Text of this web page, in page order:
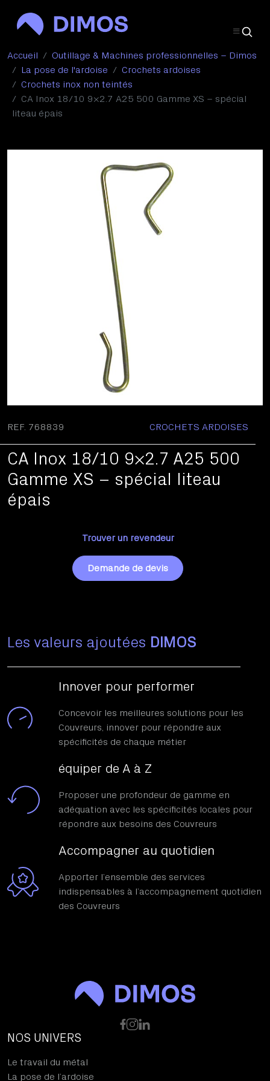
Accueil
Outillage & Machines professionnelles – Dimos
La pose de l'ardoise
Crochets ardoises
Crochets inox non teintés
CA Inox 18/10 9×2.7 A25 500 Gamme XS – spécial
liteau épais
REF. 768839 CROCHETS ARDOISES
CA Inox 18/10 9×2.7 A25 500
Gamme XS – spécial liteau
épais
Trouver un revendeur
Demande de devis
Les valeurs ajoutées DIMOS
Innover pour performer
Concevoir les meilleures solutions pour les
Couvreurs, innover pour répondre aux
spécificités de chaque métier
équiper de A à Z
Proposer une profondeur de gamme en
adéquation avec les spécificités locales pour
répondre aux besoins des Couvreurs
Accompagner au quotidien
Apporter l’ensemble des services
indispensables à l’accompagnement quotidien
des Couvreurs
NOS UNIVERS
Le travail du métal
La pose de l’ardoise